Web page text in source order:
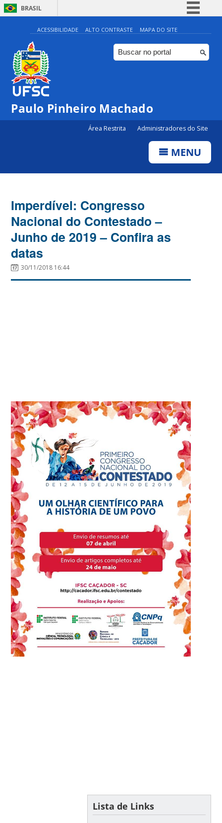
BRASIL
Simplifique!
Comunica BR
Participe
Canais
ACESSIBILIDADE ALTO CONTRASTE MAPA DO SITE
Paulo Pinheiro Machado
Área Restrita Administradores do Site
MENU
Imperdível: Congresso
Nacional do Contestado –
Junho de 2019 – Confira as
datas
30/11/2018 16:44
Lista de Links